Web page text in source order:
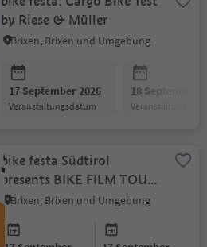
by Riese & Müller
Brixen, Brixen und Umgebung
17 September 2026
Veranstaltungsdatum
18 September
bike festa Südtirol
presents BIKE FILM TOUR
2026 – SEASON 2
Brixen, Brixen und Umgebung